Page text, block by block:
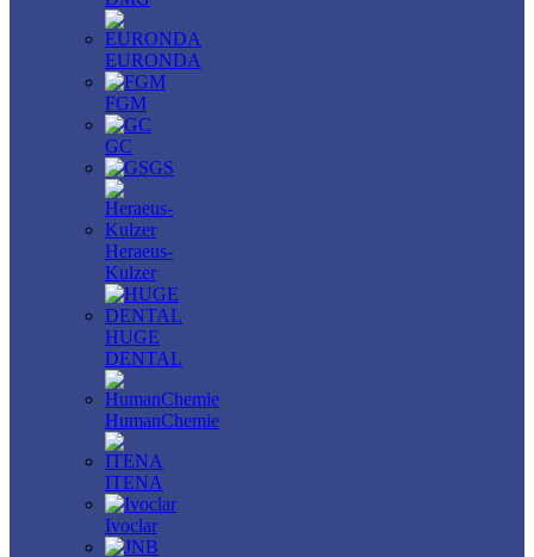
EURONDA
FGM
GC
GS
Heraeus-
Kulzer
HUGE
DENTAL
HumanChemie
ITENA
Ivoclar